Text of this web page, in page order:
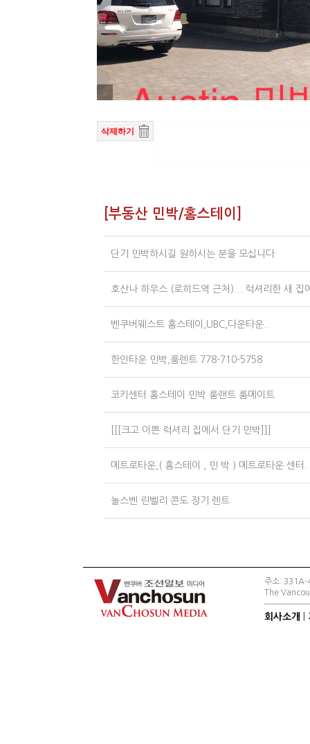
삭제하기
[부동산 민박/홈스테이]
단기 민박하시길 원하시는 분을 모십니다
호산나 하우스 (로히드역 근처)... 럭셔리한 새
벤쿠버웨스트 홈스테이,UBC,다운타운..
한인타운 민박,룸렌트 778-710-5758
코키센터 홈스테이 민박 룸랜트 룸메이트
[[[크고 이쁜 럭셔리 집에서 단기 민박]]]
메트로타운,( 홈스테이 , 민 박 ) 메트로타운 센터.
놀스벤 린벨리 콘도 장기 렌트
주소:
The
회사소개